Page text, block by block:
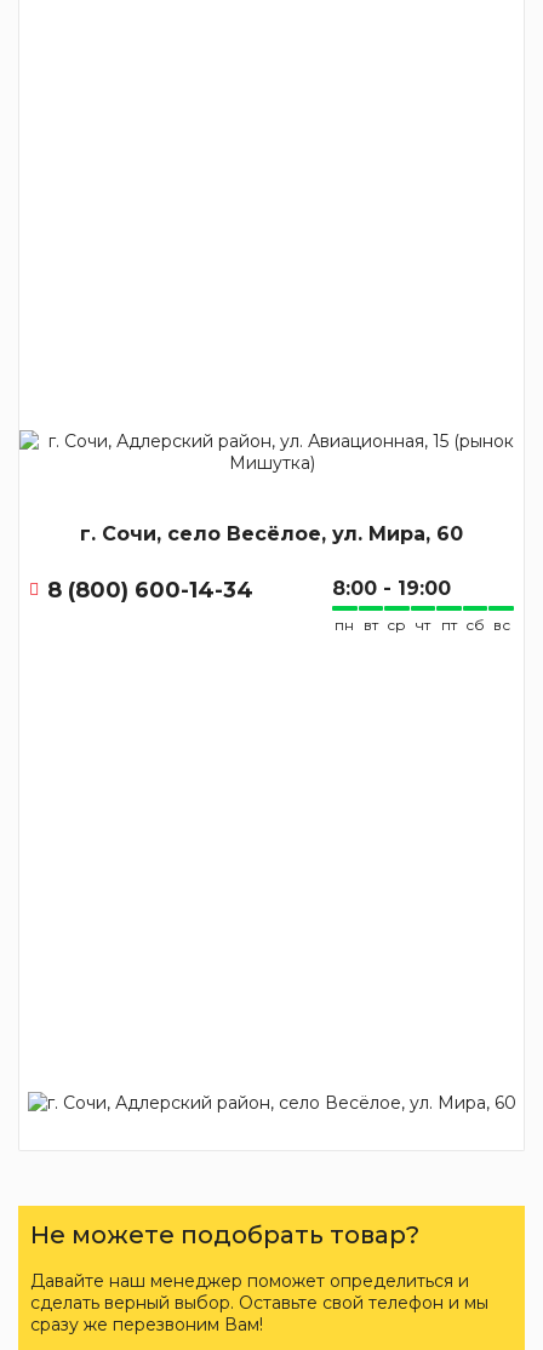
г. Сочи, село Весёлое, ул. Мира, 60
8 (800) 600-14-34 8:00 - 19:00
пн вт ср чт пт сб вс
Не можете подобрать товар?
Давайте наш менеджер поможет определиться и
сделать верный выбор. Оставьте свой телефон и мы
сразу же перезвоним Вам!